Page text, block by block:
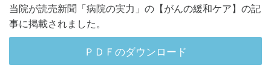
当院が読売新聞「病院の実力」の【がんの緩和ケア】の記
事に掲載されました。
ＰＤＦのダウンロード